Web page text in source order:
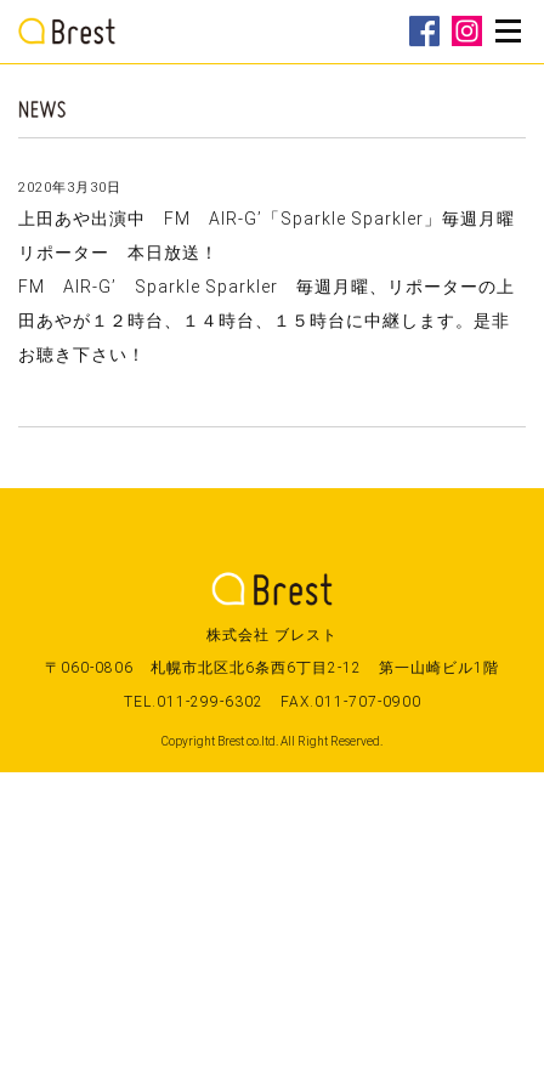
2020年3月30日
上田あや出演中 FM AIR-G’「Sparkle Sparkler」毎週月曜
リポーター 本日放送！
FM AIR-G’ Sparkle Sparkler 毎週月曜、リポーターの上
田あやが１２時台、１４時台、１５時台に中継します。是非
お聴き下さい！
株式会社 ブレスト
〒060-0806
札幌市北区北6条西6丁目2-12
第一山崎ビル1階
TEL.011-299-6302
FAX.011-707-0900
Copyright Brest co.ltd. All Right Reserved.